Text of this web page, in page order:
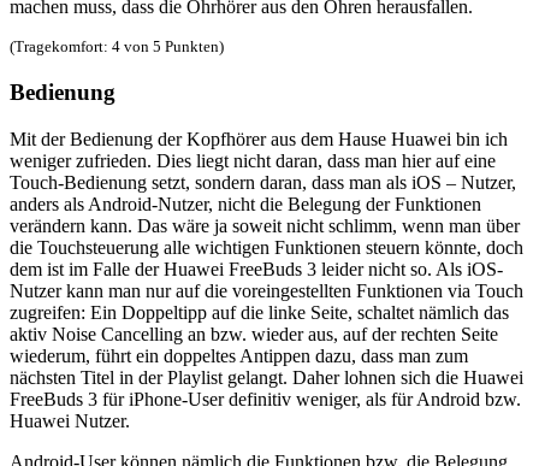
machen muss, dass die Ohrhörer aus den Ohren herausfallen.
(Tragekomfort: 4 von 5 Punkten)
Bedienung
Mit der Bedienung der Kopfhörer aus dem Hause Huawei bin ich
weniger zufrieden. Dies liegt nicht daran, dass man hier auf eine
Touch-Bedienung setzt, sondern daran, dass man als iOS – Nutzer,
anders als Android-Nutzer, nicht die Belegung der Funktionen
verändern kann. Das wäre ja soweit nicht schlimm, wenn man über
die Touchsteuerung alle wichtigen Funktionen steuern könnte, doch
dem ist im Falle der Huawei FreeBuds 3 leider nicht so. Als iOS-
Nutzer kann man nur auf die voreingestellten Funktionen via Touch
zugreifen: Ein Doppeltipp auf die linke Seite, schaltet nämlich das
aktiv Noise Cancelling an bzw. wieder aus, auf der rechten Seite
wiederum, führt ein doppeltes Antippen dazu, dass man zum
nächsten Titel in der Playlist gelangt. Daher lohnen sich die Huawei
FreeBuds 3 für iPhone-User definitiv weniger, als für Android bzw.
Huawei Nutzer.
Android-User können nämlich die Funktionen bzw. die Belegung